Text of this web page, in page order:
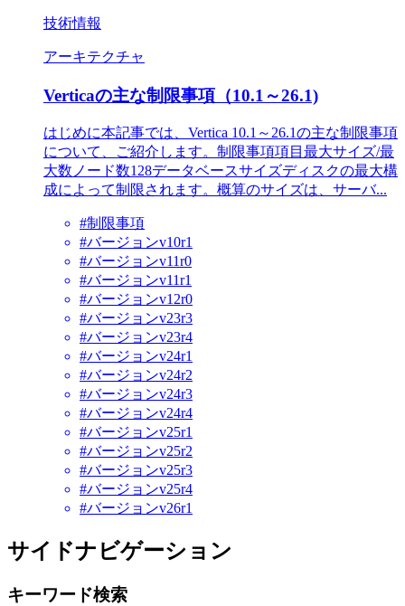
技術情報
アーキテクチャ
Verticaの主な制限事項（10.1～26.1)
はじめに本記事では、Vertica 10.1～26.1の主な制限事項
について、ご紹介します。制限事項項目最大サイズ/最
大数ノード数128データベースサイズディスクの最大構
成によって制限されます。概算のサイズは、サーバ...
#制限事項
#バージョンv10r1
#バージョンv11r0
#バージョンv11r1
#バージョンv12r0
#バージョンv23r3
#バージョンv23r4
#バージョンv24r1
#バージョンv24r2
#バージョンv24r3
#バージョンv24r4
#バージョンv25r1
#バージョンv25r2
#バージョンv25r3
#バージョンv25r4
#バージョンv26r1
サイドナビゲーション
キーワード検索